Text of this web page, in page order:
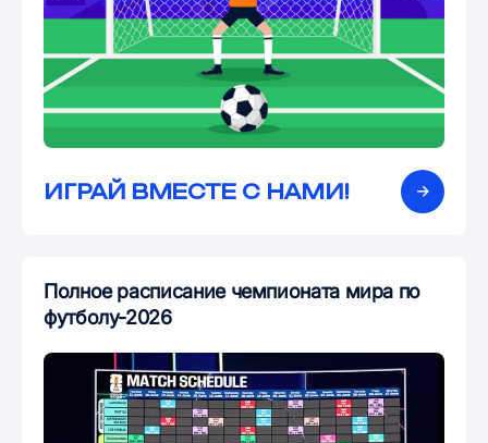
ИГРАЙ ВМЕСТЕ С НАМИ!
Полное расписание чемпионата мира по
футболу-2026